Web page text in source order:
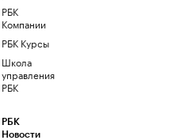
РБК
Компании
РБК Курсы
Школа
управления
РБК
РБК
Новости